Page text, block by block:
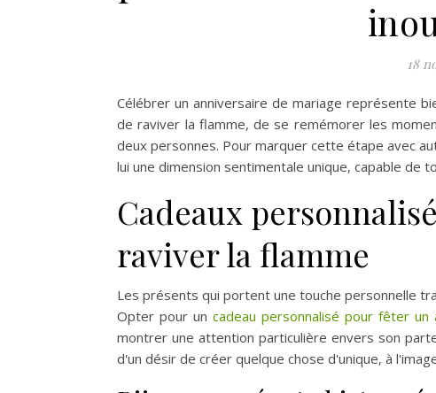
18
Célébrer un anniversaire de mariage représente
de raviver la flamme, de se remémorer les
deux personnes. Pour marquer cette étape avec
lui une dimension sentimentale unique, capable
Cadeaux
raviver la flamme
Les présents qui portent une touche personnelle
Opter pour un cadeau personnalisé pour fêter un
montrer une attention particulière envers son
d'un désir de créer quelque chose d'unique, à